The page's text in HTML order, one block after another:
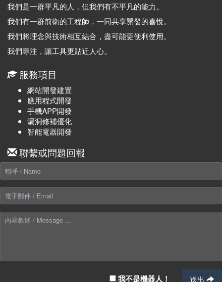
我們是一群平凡的人，但我們有不平凡的能力。
我們有一群前衛的工程師，一同共享開發的喜悅。
我們將理念與技術相互結合，盡可能更便利使用。
我們專注，讓工具更貼近人心。
服務項目
網站開發建置
應用程式開發
手機APP開發
漏洞修補優化
智能電器開發
聯繫或問題回報
我不是機器人！ 送出